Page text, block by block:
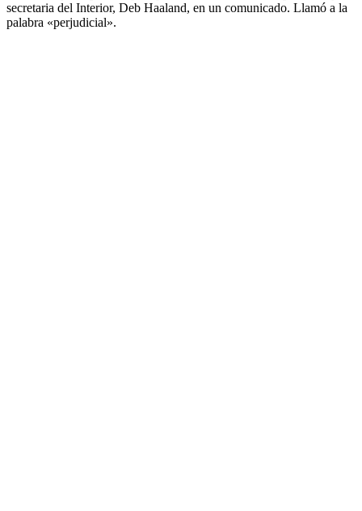
secretaria del Interior, Deb Haaland, en un comunicado. Llamó a la
palabra «perjudicial».